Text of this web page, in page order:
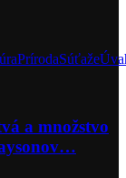
PrírodaSúťaže
a množstvo